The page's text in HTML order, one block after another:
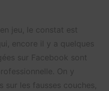
jeu, le constat est
encore il y a quelques
sur Facebook sont
On y
sur les fausses couches,